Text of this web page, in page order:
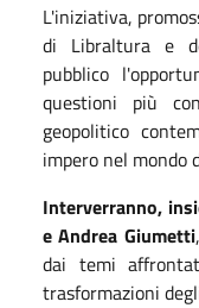
L'iniziativa,
di Libraltura e
pubblico
questioni più
geopolitico
impero nel mondo
Interverranno,
e Andrea Giumetti
dai temi
trasformazioni